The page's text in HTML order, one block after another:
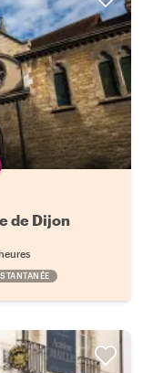
de Dijon